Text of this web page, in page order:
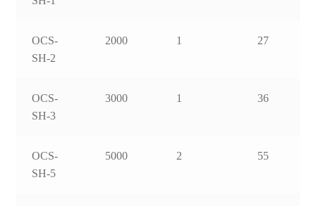
OCS-
SH-2
2000 1 27
OCS-
SH-3
3000 1 36
OCS-
SH-5
5000 2 55